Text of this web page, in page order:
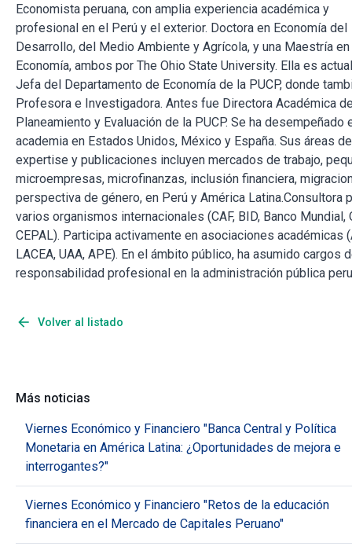
Economista peruana, con amplia experiencia académica y
profesional en el Perú y el exterior. Doctora en Economía del
Desarrollo, del Medio Ambiente y Agrícola, y una Maestría en
Economía, ambos por The Ohio State University. Ella es
Jefa del Departamento de Economía de la PUCP, donde
Profesora e Investigadora. Antes fue Directora Académica
Planeamiento y Evaluación de la PUCP. Se ha desempeñado
academia en Estados Unidos, México y España. Sus áreas de
expertise y publicaciones incluyen mercados de trabajo,
microempresas, microfinanzas, inclusión financiera,
perspectiva de género, en Perú y América Latina.Consultora
varios organismos internacionales (CAF, BID, Banco Mundial,
CEPAL). Participa activamente en asociaciones académicas
LACEA, UAA, APE). En el ámbito público, ha asumido cargos
responsabilidad profesional en la administración pública
arrow_back Volver al listado
Más noticias
Viernes Económico y Financiero "Banca Central y Política
Monetaria en América Latina: ¿Oportunidades de mejora e
interrogantes?"
Viernes Económico y Financiero "Retos de la educación
financiera en el Mercado de Capitales Peruano"